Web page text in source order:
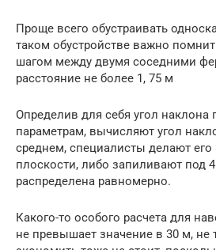
Проще всего обустраивать
таком обустройстве важно
шагом между двумя соседними
расстояние не более 1, 75 м
Определив для себя угол
параметрам, вычисляют угол
среднем, специалисты делают его
плоскости, либо запиливают под
распределена равномерно.
Какого-то особого расчета для
не превышает значение в 30 м, не